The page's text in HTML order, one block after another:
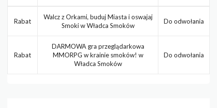
Rabat
Walcz z Orkami, buduj Miasta i oswajaj
Smoki w Władca Smoków
Do odwołania
Rabat
DARMOWA gra przeglądarkowa
MMORPG w krainie smoków! w
Władca Smoków
Do odwołania